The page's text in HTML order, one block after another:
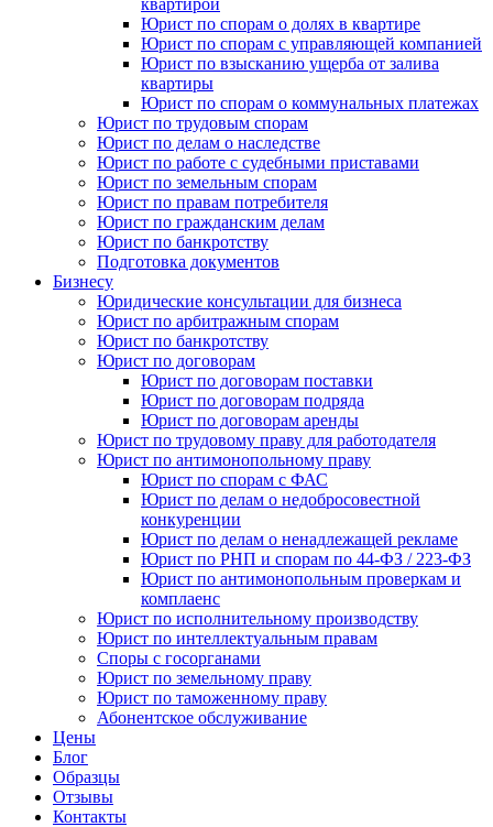
квартирой
Юрист по спорам о долях в квартире
Юрист по спорам с управляющей компанией
Юрист по взысканию ущерба от залива
квартиры
Юрист по спорам о коммунальных платежах
Юрист по трудовым спорам
Юрист по делам о наследстве
Юрист по работе с судебными приставами
Юрист по земельным спорам
Юрист по правам потребителя
Юрист по гражданским делам
Юрист по банкротству
Подготовка документов
Бизнесу
Юридические консультации для бизнеса
Юрист по арбитражным спорам
Юрист по банкротству
Юрист по договорам
Юрист по договорам поставки
Юрист по договорам подряда
Юрист по договорам аренды
Юрист по трудовому праву для работодателя
Юрист по антимонопольному праву
Юрист по спорам с ФАС
Юрист по делам о недобросовестной
конкуренции
Юрист по делам о ненадлежащей рекламе
Юрист по РНП и спорам по 44-ФЗ / 223-ФЗ
Юрист по антимонопольным проверкам и
комплаенс
Юрист по исполнительному производству
Юрист по интеллектуальным правам
Споры с госорганами
Юрист по земельному праву
Юрист по таможенному праву
Абонентское обслуживание
Цены
Блог
Образцы
Отзывы
Контакты